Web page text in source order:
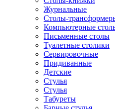
Журнальные
Столы-
Компьютерные
Письменные столы
Туалетные столики
Сервировочные
Придиванные
Детские
Стулья
Стулья
Табуреты